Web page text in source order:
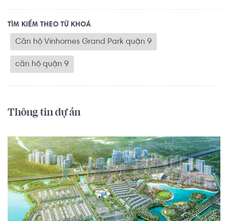
TÌM KIẾM THEO TỪ KHOÁ
Căn hộ Vinhomes Grand Park quận 9
căn hộ quận 9
Thông tin dự án